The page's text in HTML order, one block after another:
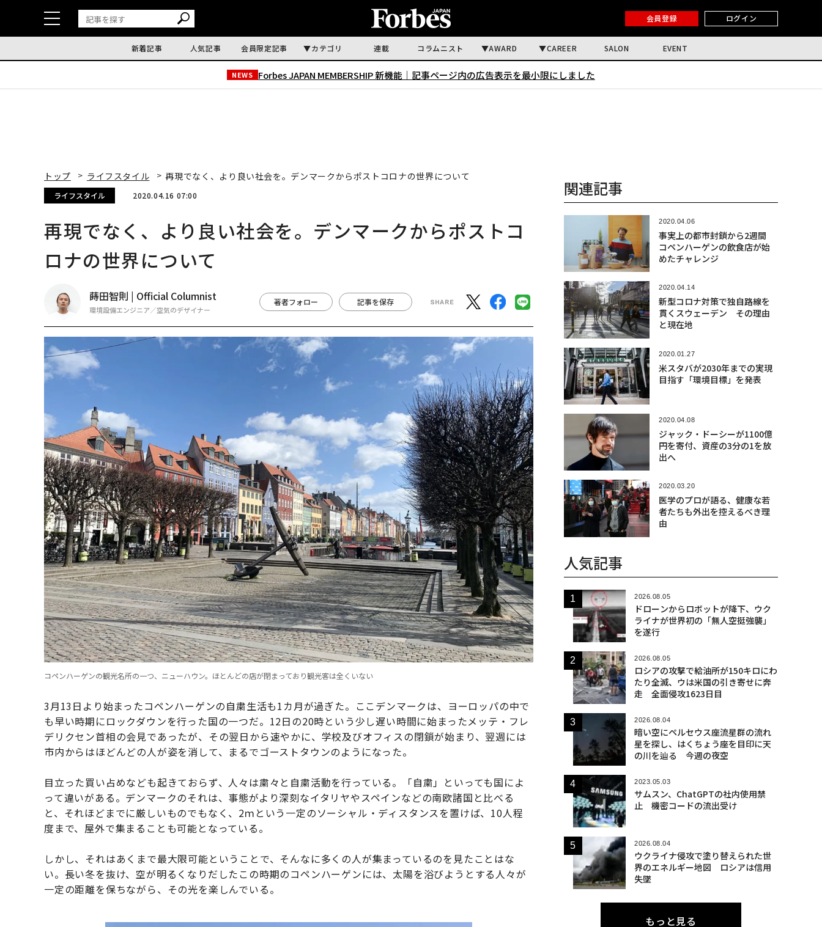
会員登録 ログイン
新着記事 人気記事 会員限定記事 カテゴリ 連載 コラムニスト AWARD CAREER SALON EVENT
NEWS Forbes JAPAN MEMBERSHIP 新機能｜ 記事ページ内の広告表示を最小限にしました
トップ ライフスタイル 再現でなく、より良い社会を。デンマークからポストコロナの世界について
ライフスタイル 2020.04.16 07:00
再現でなく、より良い社会を。デンマークからポストコ
ロナの世界について
蒔田智則 | Official Columnist
環境設備エンジニア／空気のデザイナー
著者フォロー 記事を保存
コペンハーゲンの観光名所の一つ、ニューハウン。ほとんどの店が閉まっており観光客は全くいない
3月13日より始まったコペンハーゲンの自粛生活も1カ月が過ぎた。ここデンマークは、ヨーロッパの中で
も早い時期にロックダウンを行った国の一つだ。12日の20時という少し遅い時間に始まったメッテ・フレ
デリクセン首相の会見であったが、その翌日から速やかに、学校及びオフィスの閉鎖が始まり、翌週には
市内からはほどんどの人が姿を消して、まるでゴーストタウンのようになった。
目立った買い占めなども起きておらず、人々は粛々と自粛活動を行っている。「自粛」といっても国によ
って違いがある。デンマークのそれは、事態がより深刻なイタリヤやスペインなどの南欧諸国と比べる
と、それほどまでに厳しいものでもなく、2ｍという一定のソーシャル・ディスタンスを置けば、10人程
度まで、屋外で集まることも可能となっている。
しかし、それはあくまで最大限可能ということで、そんなに多くの人が集まっているのを見たことはな
い。長い冬を抜け、空が明るくなりだしたこの時期のコペンハーゲンには、太陽を浴びようとする人々が
一定の距離を保ちながら、その光を楽しんでいる。
関連記事
2020.04.06
事実上の都市封鎖から2週間
コペンハーゲンの飲食店が始
めたチャレンジ
2020.04.14
新型コロナ対策で独自路線を
貫くスウェーデン その理由
と現在地
2020.01.27
米スタバが2030年までの実現
目指す「環境目標」を発表
2020.04.08
ジャック・ドーシーが1100億
円を寄付、資産の3分の1を放
出へ
2020.03.20
医学のプロが語る、健康な若
者たちも外出を控えるべき理
由
人気記事
2026.08.05
ドローンからロボットが降下、ウク
ライナが世界初の「無人空挺強襲」
を遂行
2026.08.05
ロシアの攻撃で給油所が150キロにわ
たり全滅、ウは米国の引き寄せに奔
走 全面侵攻1623日目
2026.08.04
暗い空にペルセウス座流星群の流れ
星を探し、はくちょう座を目印に天
の川を辿る 今週の夜空
2023.05.03
サムスン、ChatGPTの社内使用禁
止 機密コードの流出受け
2026.08.04
ウクライナ侵攻で塗り替えられた世
界のエネルギー地図 ロシアは信用
失墜
もっと見る